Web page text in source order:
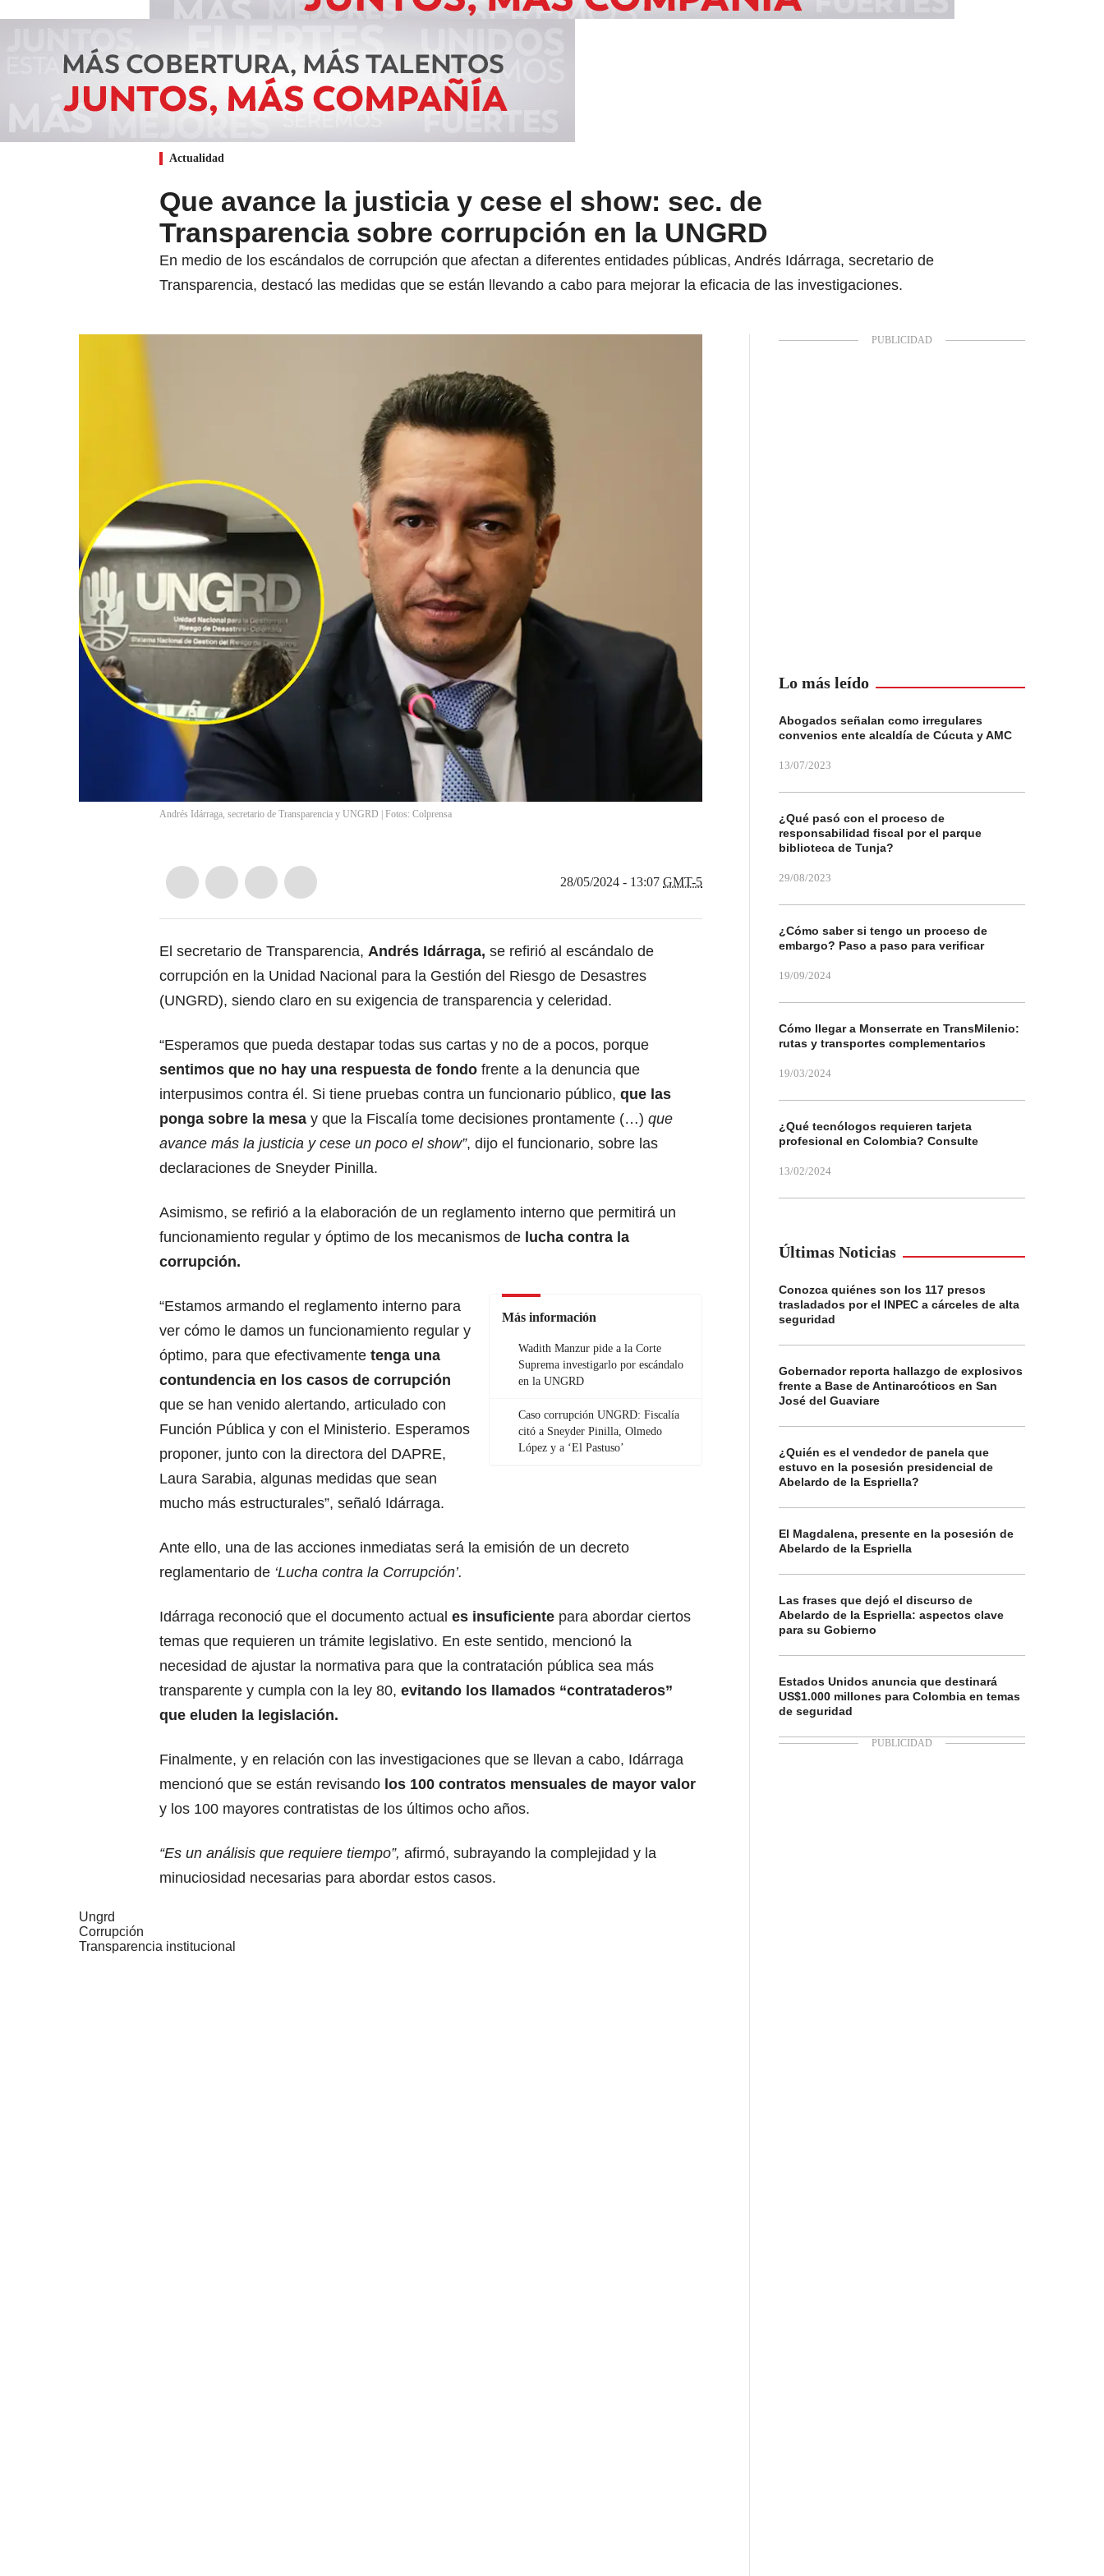
Actualidad
Que avance la justicia y cese el show: sec. de
Transparencia sobre corrupción en la UNGRD
En medio de los escándalos de corrupción que afectan a diferentes entidades públicas, Andrés Idárraga, secretario de
Transparencia, destacó las medidas que se están llevando a cabo para mejorar la eficacia de las investigaciones.
Andrés Idárraga, secretario de Transparencia y UNGRD | Fotos: Colprensa
28/05/2024 - 13:07 GMT-5
El secretario de Transparencia, Andrés Idárraga, se refirió al escándalo de
corrupción en la Unidad Nacional para la Gestión del Riesgo de Desastres
(UNGRD), siendo claro en su exigencia de transparencia y celeridad.
“Esperamos que pueda destapar todas sus cartas y no de a pocos, porque
sentimos que no hay una respuesta de fondo frente a la denuncia que
interpusimos contra él. Si tiene pruebas contra un funcionario público, que las
ponga sobre la mesa y que la Fiscalía tome decisiones prontamente (…) que
avance más la justicia y cese un poco el show”, dijo el funcionario, sobre las
declaraciones de Sneyder Pinilla.
Asimismo, se refirió a la elaboración de un reglamento interno que permitirá un
funcionamiento regular y óptimo de los mecanismos de lucha contra la
corrupción.
Más información
Wadith Manzur pide a la Corte
Suprema investigarlo por escándalo
en la UNGRD
Caso corrupción UNGRD: Fiscalía
citó a Sneyder Pinilla, Olmedo
López y a ‘El Pastuso’
“Estamos armando el reglamento interno para
ver cómo le damos un funcionamiento regular y
óptimo, para que efectivamente tenga una
contundencia en los casos de corrupción
que se han venido alertando, articulado con
Función Pública y con el Ministerio. Esperamos
proponer, junto con la directora del DAPRE,
Laura Sarabia, algunas medidas que sean
mucho más estructurales”, señaló Idárraga.
Ante ello, una de las acciones inmediatas será la emisión de un decreto
reglamentario de ‘Lucha contra la Corrupción’.
Idárraga reconoció que el documento actual es insuficiente para abordar ciertos
temas que requieren un trámite legislativo. En este sentido, mencionó la
necesidad de ajustar la normativa para que la contratación pública sea más
transparente y cumpla con la ley 80, evitando los llamados “contrataderos”
que eluden la legislación.
Finalmente, y en relación con las investigaciones que se llevan a cabo, Idárraga
mencionó que se están revisando los 100 contratos mensuales de mayor valor
y los 100 mayores contratistas de los últimos ocho años.
“Es un análisis que requiere tiempo”, afirmó, subrayando la complejidad y la
minuciosidad necesarias para abordar estos casos.
Ungrd
Corrupción
Transparencia institucional
Lo más leído
Abogados señalan como irregulares
convenios ente alcaldía de Cúcuta y AMC
13/07/2023
¿Qué pasó con el proceso de
responsabilidad fiscal por el parque
biblioteca de Tunja?
29/08/2023
¿Cómo saber si tengo un proceso de
embargo? Paso a paso para verificar
19/09/2024
Cómo llegar a Monserrate en TransMilenio:
rutas y transportes complementarios
19/03/2024
¿Qué tecnólogos requieren tarjeta
profesional en Colombia? Consulte
13/02/2024
Últimas Noticias
Conozca quiénes son los 117 presos
trasladados por el INPEC a cárceles de alta
seguridad
Gobernador reporta hallazgo de explosivos
frente a Base de Antinarcóticos en San
José del Guaviare
¿Quién es el vendedor de panela que
estuvo en la posesión presidencial de
Abelardo de la Espriella?
El Magdalena, presente en la posesión de
Abelardo de la Espriella
Las frases que dejó el discurso de
Abelardo de la Espriella: aspectos clave
para su Gobierno
Estados Unidos anuncia que destinará
US$1.000 millones para Colombia en temas
de seguridad